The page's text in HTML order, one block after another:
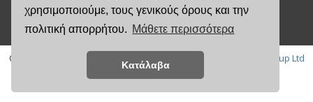
χρησιμοποιούμε, τους γενικούς όρους και την
πολιτική απορρήτου. Μάθετε περισσότερα
Κατάλαβα
6981791141
Copyright © 2019, FisikaMallia.gr -